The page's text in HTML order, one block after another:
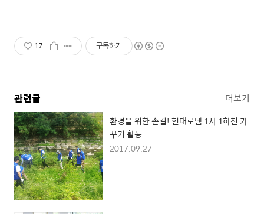
17 구독하기
관련글 더보기
환경을 위한 손길! 현대로템 1사 1하천 가
꾸기 활동
2017.09.27